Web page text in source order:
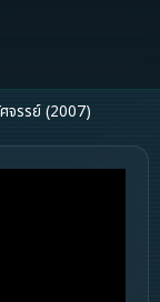
จรรย์ (2007)